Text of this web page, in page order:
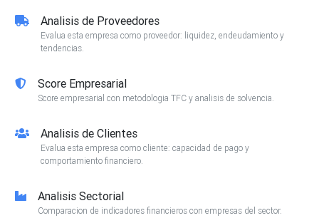
Analisis de Proveedores
Evalua esta empresa como proveedor: liquidez, endeudamiento y
tendencias.
Score Empresarial
Score empresarial con metodologia TFC y analisis de solvencia.
Analisis de Clientes
Evalua esta empresa como cliente: capacidad de pago y
comportamiento financiero.
Analisis Sectorial
Comparacion de indicadores financieros con empresas del sector.